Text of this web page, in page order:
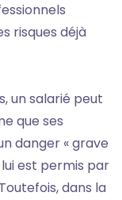
risques déjà
un salarié peut
que ses
danger « grave
est permis par
dans la